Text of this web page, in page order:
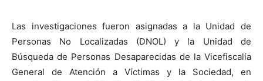
Las investigaciones fueron asignadas a la Unidad de
Personas No Localizadas (DNOL) y la Unidad de
Búsqueda de Personas Desaparecidas de la Vicefiscalía
General de Atención a Víctimas y la Sociedad, en